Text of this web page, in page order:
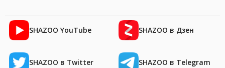
SHAZOO YouTube SHAZOO в Дзен
SHAZOO в Twitter SHAZOO в Telegram